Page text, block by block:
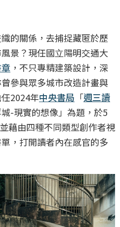
的關係，去捕捉藏匿於歷
景？現任國⽴陽明交通⼤
，不只專精建築設計，深
參與眾多城市改造計畫與
2024年中央書局 「週三讀
-現實的想像」為題，於5
藉由四種不同類型創作者視
，打開讀者內在感官的多